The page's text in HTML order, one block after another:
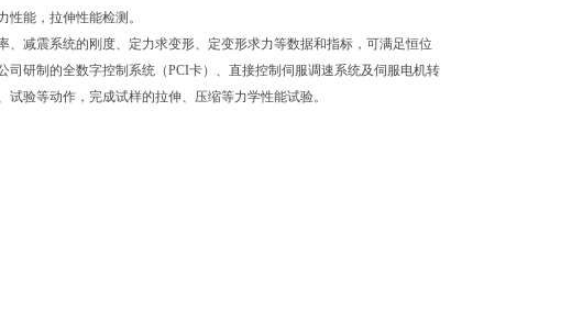
能，拉伸性能检测。
减震系统的刚度、定力求变形、定变形求力等数据和指标，可满足恒位
研制的全数字控制系统（PCI卡）、直接控制伺服调速系统及伺服电机转
验等动作，完成试样的拉伸、压缩等力学性能试验。